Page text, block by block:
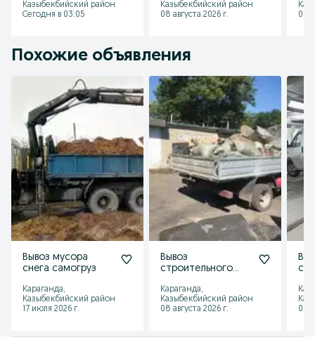
Казыбекбийский район
Сегодня в 03:05
Казыбекбийский район
08 августа 2026 г.
07
Похожие объявления
Вывоз мусора
снега самогруз
Караганда,
Казыбекбийский район
17 июля 2026 г.
Вывоз
строительного
хлама,
грузоперевозки,
доставка
Караганда,
Казыбекбийский район
08 августа 2026 г.
08